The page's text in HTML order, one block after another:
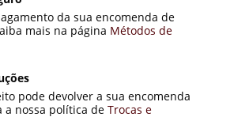
da sua encomenda de
mais na página Métodos de
pode devolver a sua encomenda
a nossa política de Trocas e